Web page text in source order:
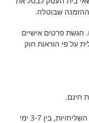
שבוטלה.
הגשת פרטים אישיים
על פי הוראות חוק
זמן האספקה הנו בהתאם למדיניות חברת השליחויות, בין 3-7 ימי